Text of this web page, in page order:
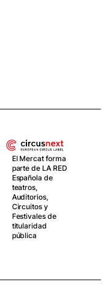
El Mercat forma
parte de LA RED
Española de
teatros,
Auditorios,
Circuitos y
Festivales de
titularidad
pública